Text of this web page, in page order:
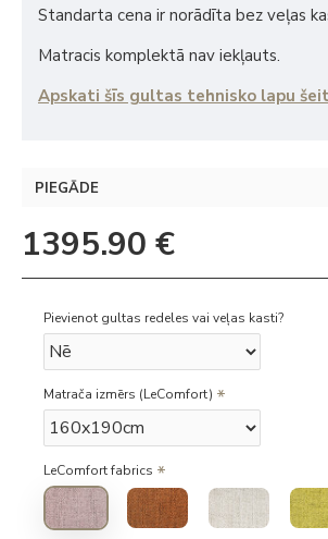
Standarta cena ir norādīta bez veļas
Matracis komplektā nav iekļauts.
Apskati šīs gultas tehnisko lapu šeit
PIEGĀDE
1395.90 €
Pievienot gultas redeles vai veļas kasti?
Matrača izmērs (LeComfort)
LeComfort fabrics